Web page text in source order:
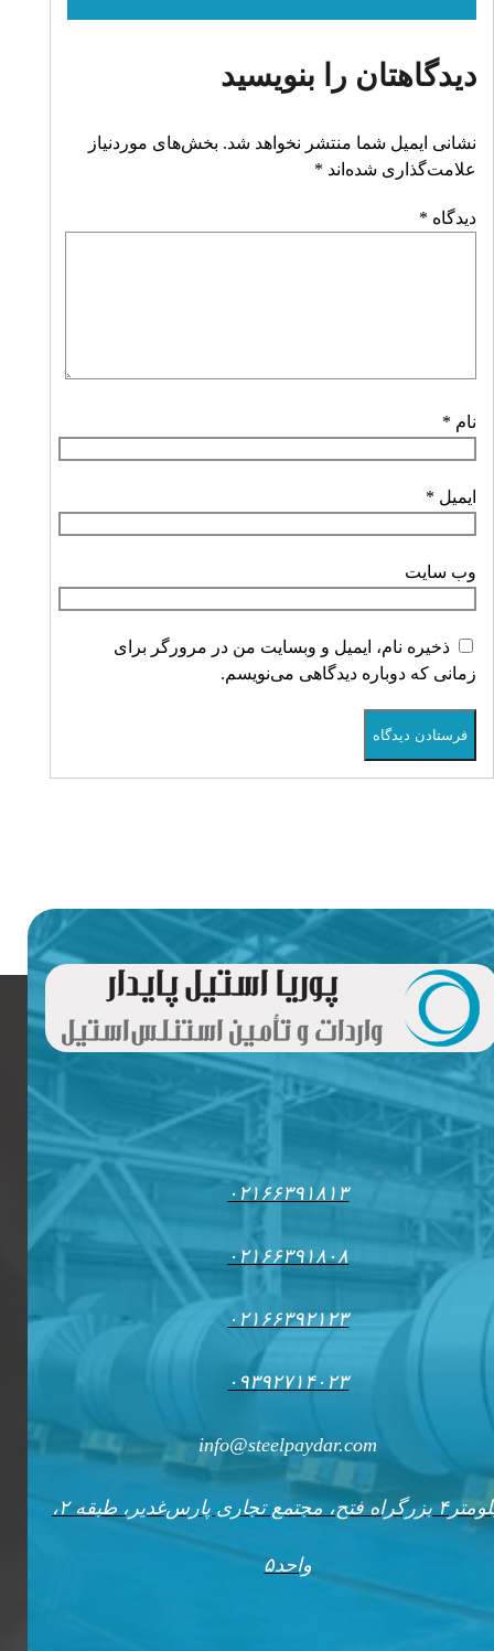
دیدگاهتان را بنویسید
نشانی ایمیل شما منتشر نخواهد شد. بخش‌های موردنیاز
علامت‌گذاری شده‌اند *
دیدگاه *
نام *
ایمیل *
وب‌ سایت
ذخیره نام، ایمیل و وبسایت من در مرورگر برای
زمانی که دوباره دیدگاهی می‌نویسم.
فرستادن دیدگاه
۰۲۱۶۶۳۹۱۸۱۳
۰۲۱۶۶۳۹۱۸۰۸
۰۲۱۶۶۳۹۲۱۲۳
۰۹۳۹۲۷۱۴۰۲۳
info@steelpaydar.com
کیلومتر۴ بزرگراه فتح، مجتمع تجاری پارس‌غدیر، طبقه ۲،
واحد۵